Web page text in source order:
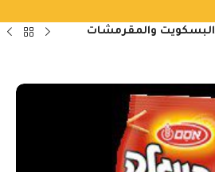
البسكويت والمقرمشات